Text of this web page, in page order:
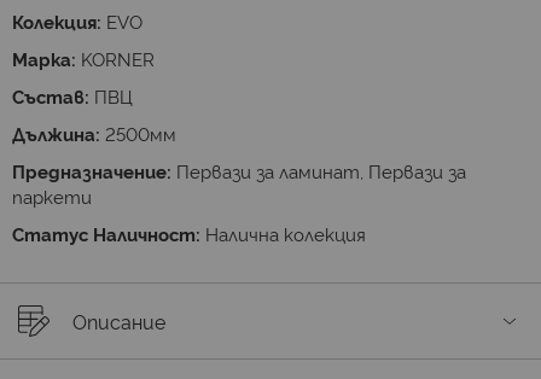
Колекция: EVO
Марка: KORNER
Състав: ПВЦ
Дължина: 2500мм
Предназначение: Первази за ламинат, Первази за
паркети
Статус Наличност: Налична колекция
Описание